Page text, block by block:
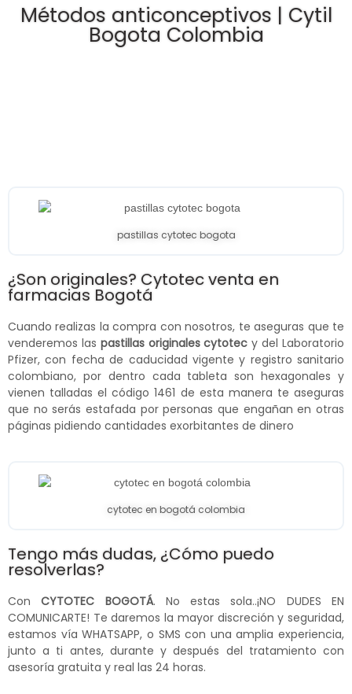
Métodos anticonceptivos | Cytil
Bogota Colombia
pastillas cytotec bogota
¿Son originales? Cytotec venta en
farmacias Bogotá
Cuando realizas la compra con nosotros, te aseguras que te
venderemos las pastillas originales cytotec y del Laboratorio
Pfizer, con fecha de caducidad vigente y registro sanitario
colombiano, por dentro cada tableta son hexagonales y
vienen talladas el código 1461 de esta manera te aseguras
que no serás estafada por personas que engañan en otras
páginas pidiendo cantidades exorbitantes de dinero
cytotec en bogotá colombia
Tengo más dudas, ¿Cómo puedo
resolverlas?
ConCYTOTEC BOGOTÁ. No estas sola..¡NO DUDES EN
COMUNICARTE! Te daremos la mayor discreción y seguridad,
estamos vía WHATSAPP, o SMS con una amplia experiencia,
junto a ti antes, durante y después del tratamiento con
asesoría gratuita y real las 24 horas.